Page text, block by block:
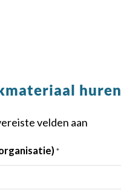
huren
velden aan
*